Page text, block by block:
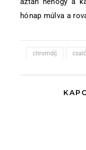
hónap múlva a
citromdíj